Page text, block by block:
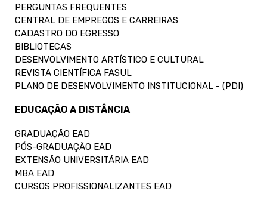
PERGUNTAS FREQUENTES
CENTRAL DE EMPREGOS E CARREIRAS
CADASTRO DO EGRESSO
BIBLIOTECAS
DESENVOLVIMENTO ARTÍSTICO E CULTURAL
REVISTA CIENTÍFICA FASUL
PLANO DE DESENVOLVIMENTO INSTITUCIONAL - (PDI)
EDUCAÇÃO A DISTÂNCIA
GRADUAÇÃO EAD
PÓS-GRADUAÇÃO EAD
EXTENSÃO UNIVERSITÁRIA EAD
MBA EAD
CURSOS PROFISSIONALIZANTES EAD